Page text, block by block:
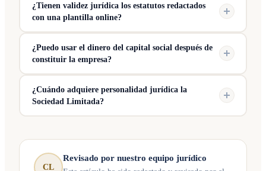
¿Tienen validez jurídica los estatutos redactados
con una plantilla online?
¿Puedo usar el dinero del capital social después de
constituir la empresa?
¿Cuándo adquiere personalidad jurídica la
Sociedad Limitada?
CL
Revisado por nuestro equipo jurídico